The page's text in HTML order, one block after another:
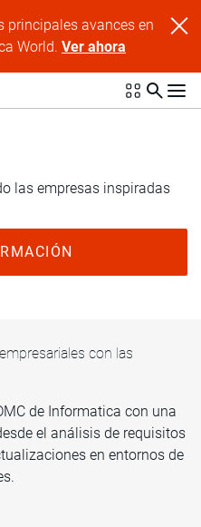
principales avances en
World.Ver ahora
las empresas inspiradas
con las
de Informatica con una
el análisis de requisitos
en entornos de